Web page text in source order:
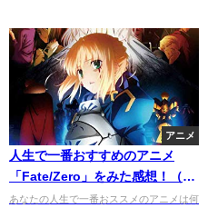
アニメ
人生で一番おすすめのアニメ
「Fate/Zero」をみた感想！（ネ
タバレなし）
あなたの人生で一番おススメのアニメは何